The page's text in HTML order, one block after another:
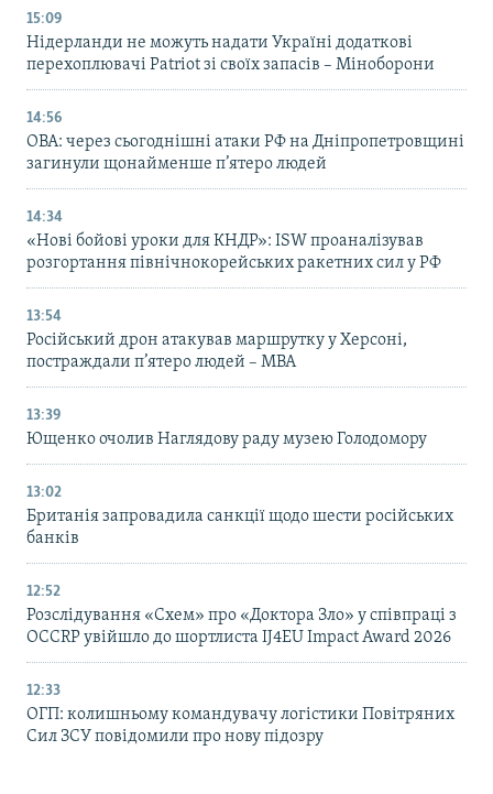
15:09
Нідерланди не можуть надати Україні додаткові
перехоплювачі Patriot зі своїх запасів – Міноборони
14:56
ОВА: через сьогоднішні атаки РФ на Дніпропетровщині
загинули щонайменше п’ятеро людей
14:34
«Нові бойові уроки для КНДР»: ISW проаналізував
розгортання північнокорейських ракетних сил у РФ
13:54
Російський дрон атакував маршрутку у Херсоні,
постраждали п’ятеро людей – МВА
13:39
Ющенко очолив Наглядову раду музею Голодомору
13:02
Британія запровадила санкції щодо шести російських
банків
12:52
Розслідування «Схем» про «Доктора Зло» у співпраці з
OCCRP увійшло до шортлиста IJ4EU Impact Award 2026
12:33
ОГП: колишньому командувачу логістики Повітряних
Сил ЗСУ повідомили про нову підозру